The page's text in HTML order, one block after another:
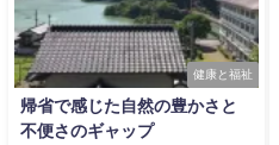
健康と福祉
帰省で感じた自然の豊かさと
不便さのギャップ